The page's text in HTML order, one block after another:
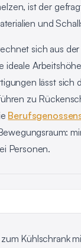
ist der
und
sich aus
ideale
lässt sich
zu
Personen.
Kühlschrank